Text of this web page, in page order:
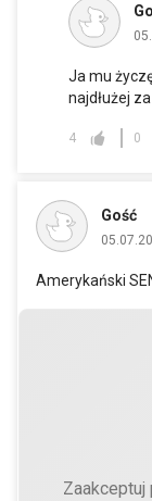
Ja mu
najdłużej
4 0
Gość
Amerykański